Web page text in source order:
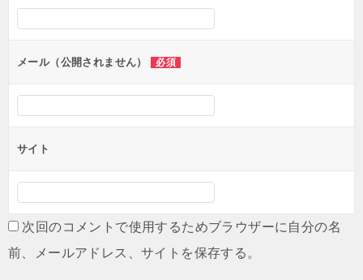
シ
ンメール（公開されません） 必須
サイト
次回のコメントで使用するためブラウザーに自分の名
前、メールアドレス、サイトを保存する。